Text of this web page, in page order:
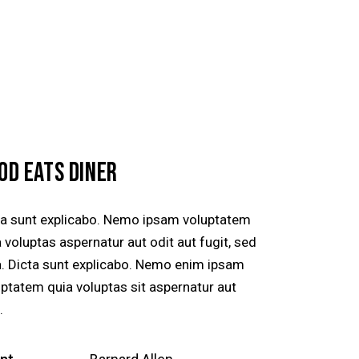
EATS DINER
sunt explicabo. Nemo ipsam voluptatem
voluptas aspernatur aut odit aut fugit, sed
Dicta sunt explicabo. Nemo enim ipsam
quia voluptas sit aspernatur aut